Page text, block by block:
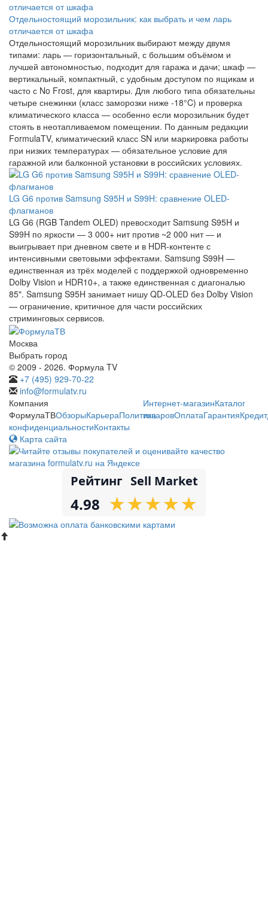
Отдельностоящий морозильник: как выбрать и чем ларь
отличается от шкафа
Отдельностоящий морозильник выбирают между двумя
типами: ларь — горизонтальный, с большим объёмом и
лучшей автономностью, подходит для гаража и дачи; шкаф —
вертикальный, компактный, с удобным доступом по ящикам и
часто с No Frost, для квартиры. Для любого типа обязательны
четыре снежинки (класс заморозки ниже -18°C) и проверка
климатического класса — особенно если морозильник будет
стоять в неотапливаемом помещении. По данным редакции
FormulaTV, климатический класс SN или маркировка работы
при низких температурах — обязательное условие для
гаражной или балконной установки в российских условиях.
LG G6 против Samsung S95H и S99H: сравнение OLED-
флагманов
LG G6 (RGB Tandem OLED) превосходит Samsung S95H и
S99H по яркости — 3 000+ нит против ~2 000 нит — и
выигрывает при дневном свете и в HDR-контенте с
интенсивными световыми эффектами. Samsung S99H —
единственная из трёх моделей с поддержкой одновременно
Dolby Vision и HDR10+, а также единственная с диагональю
85". Samsung S95H занимает нишу QD-OLED без Dolby Vision
— ограничение, критичное для части российских
стриминговых сервисов.
Москва
Выбрать город
© 2009 - 2026. Формула TV
+7 (495) 929-70-22
info@formulatv.ru
Компания
ФормулаТВОбзорыКарьераПолитика
конфиденциальностиКонтакты
Интернет-магазинКаталог
товаровОплатаГарантияКредит
Карта сайта
Рейтинг Sell Market
4.98 ★
★★
★★
★★
★★
★